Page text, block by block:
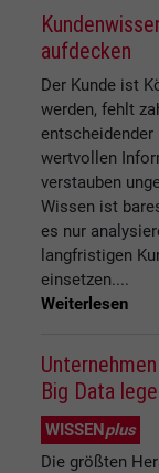
aufdecken
Der Kunde ist
werden, fehlt
wertvollen
verstauben
Wissen ist
es nur
langfristigen
einsetzen....
Weiterlesen
Big Data
WISSENplus
Die größten